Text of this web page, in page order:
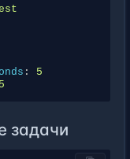
:
5
5
задачи